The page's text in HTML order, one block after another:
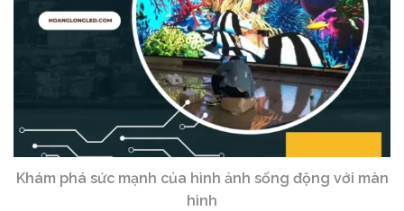
Khám phá sức mạnh của hình ảnh sống động với màn
hình